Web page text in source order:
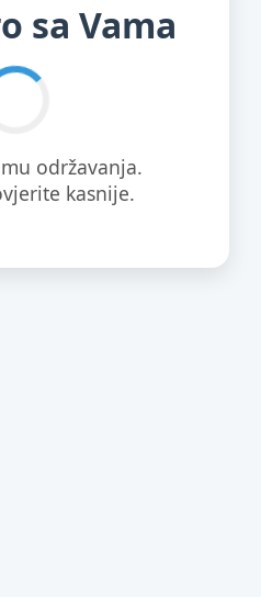
sa Vama
održavanja.
kasnije.